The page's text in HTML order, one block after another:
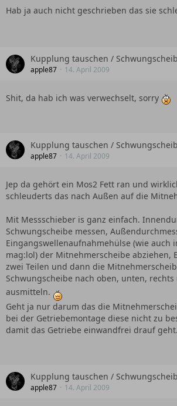
Hab ja auch nicht geschrieben das sie
Kupplung tauschen /
apple87 14. April 2009
Shit, da hab ich was verwechselt, sorry
Kupplung tauschen /
apple87 14. April 2009
Jep da gehört ein Mos2 Fett ran und
schleuderts das nach Außen auf die
Mit Messschieber is ganz einfach.
Schwungscheibe messen,
Eingangswellenaufnahmehülse (wie auch
mag:lol) der Mitnehmerscheibe abziehen,
zwei Teilen und dann die
Schwungscheibe nach oben, unten,
ausmitteln.
Geht ja nur darum das die
bei der Getriebemontage diese nicht zu
damit das Getriebe einwandfrei drauf geht.
Kupplung tauschen /
apple87 14. April 2009